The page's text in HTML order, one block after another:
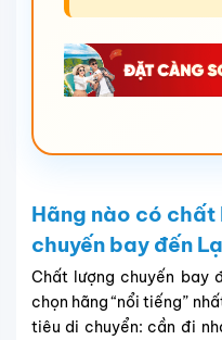
Hãng nào có
chuyến bay đến
Chất lượng chuyến bay
chọn hãng “nổi tiếng”
tiêu di chuyển: cần đi